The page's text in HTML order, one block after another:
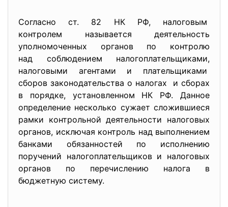
Согласно ст. 82 НК РФ, налоговым
контролем называется деятельность
уполномоченных органов по контролю
над соблюдением налогоплательщиками,
налоговыми агентами и плательщиками
сборов законодательства о налогах и сборах
в порядке, установленном НК РФ. Данное
определение несколько сужает сложившиеся
рамки контрольной деятельности налоговых
органов, исключая контроль над выполнением
банками обязанностей по исполнению
поручений налогоплательщиков и налоговых
органов по перечислению налога в
бюджетную систему.